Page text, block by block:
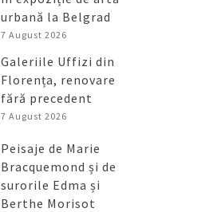
urbană la Belgrad
7 August 2026
Galeriile Uffizi din
Florența, renovare
fără precedent
7 August 2026
Peisaje de Marie
Bracquemond și de
surorile Edma și
Berthe Morisot